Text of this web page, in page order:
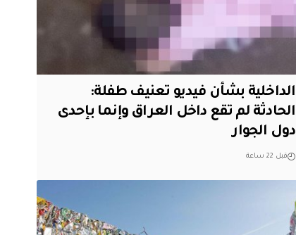
الداخلية بشأن فيديو تعنيف طفلة:
الحادثة لم تقع داخل العراق وإنما بإحدى
دول الجوار
قبل 22 ساعة